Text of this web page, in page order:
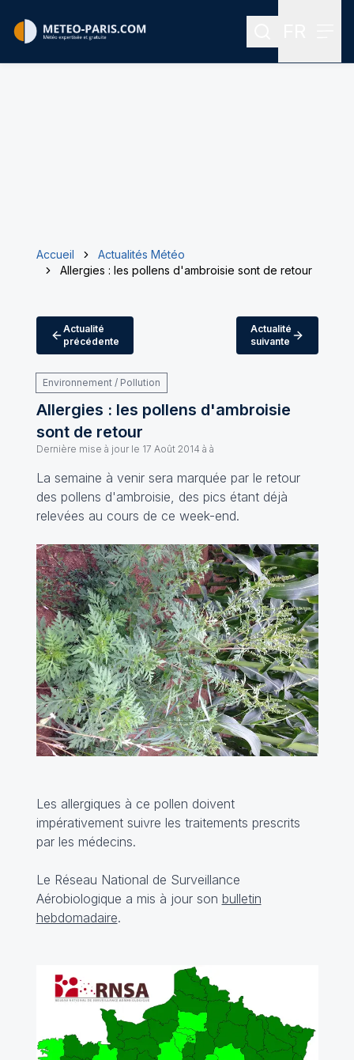
Rechercher
Accueil
Actualités Météo
Allergies : les pollens d'ambroisie sont de retour
Actualité
précédente
Actualité
suivante
Environnement / Pollution
Allergies : les pollens d'ambroisie
sont de retour
Dernière mise à jour le 17 Août 2014 à à
La semaine à venir sera marquée par le retour
des pollens d'ambroisie, des pics étant déjà
relevées au cours de ce week-end.
Les allergiques à ce pollen doivent
impérativement suivre les traitements prescrits
par les médecins.
Le Réseau National de Surveillance
Aérobiologique a mis à jour son bulletin
hebdomadaire.